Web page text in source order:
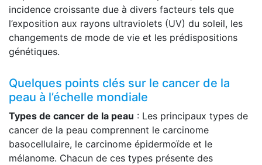
incidence croissante due à divers facteurs tels que
l’exposition aux rayons ultraviolets (UV) du soleil, les
changements de mode de vie et les prédispositions
génétiques.
Quelques points clés sur le cancer de la
peau à l’échelle mondiale
Types de cancer de la peau : Les principaux types de
cancer de la peau comprennent le carcinome
basocellulaire, le carcinome épidermoïde et le
mélanome. Chacun de ces types présente des